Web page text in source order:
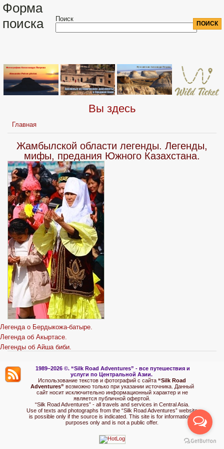
Форма
поиска
Поиск
Вы здесь
Главная
Жамбылской области легенды. Легенды,
мифы, предания Южного Казахстана.
Легенда о Бердыкожа-батыре.
Легенда об Акыртасе.
Легенды об Айша биби.
1989–2026 ©. “Silk Road Adventures” - все путешествия и
услуги по Центральной Азии.
Использование текстов и фотографий с сайта “Silk Road
Adventures” возможно только при указании источника. Данный
сайт носит исключительно информационный характер и не
является публичной офертой.
“Silk Road Adventures” - all travels and services in Central Asia.
Use of texts and photographs from the “Silk Road Adventures” website
is possible only if the source is indicated. This site is for informational
purposes only and is not a public offer.